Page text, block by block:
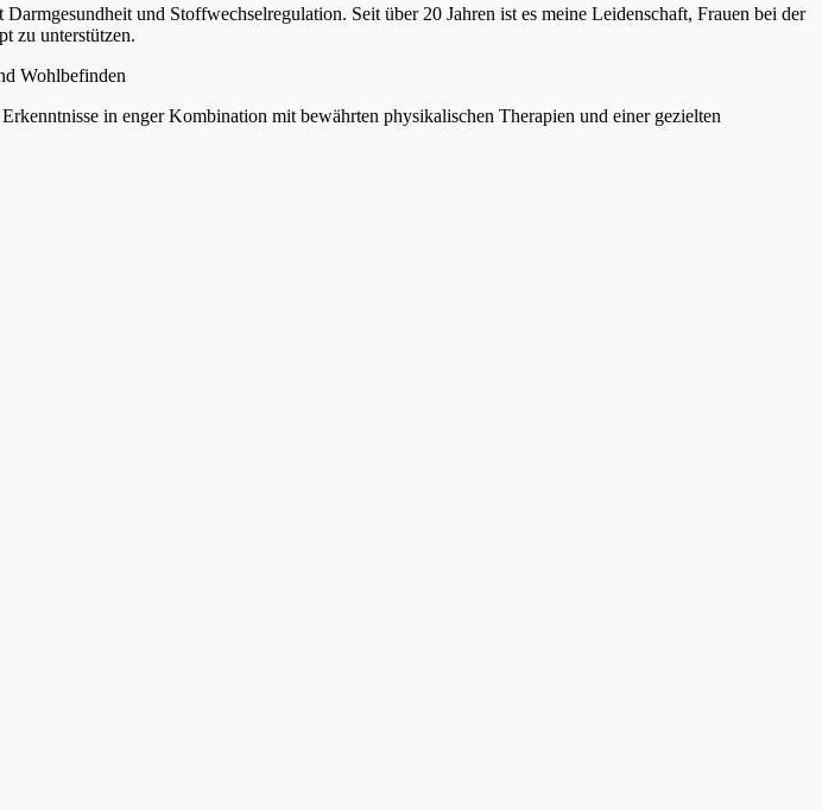
und Stoffwechselregulation. Seit über 20 Jahren ist es meine Leidenschaft, Frauen bei der
zu unterstützen.
Wohlbefinden
in enger Kombination mit bewährten physikalischen Therapien und einer gezielten